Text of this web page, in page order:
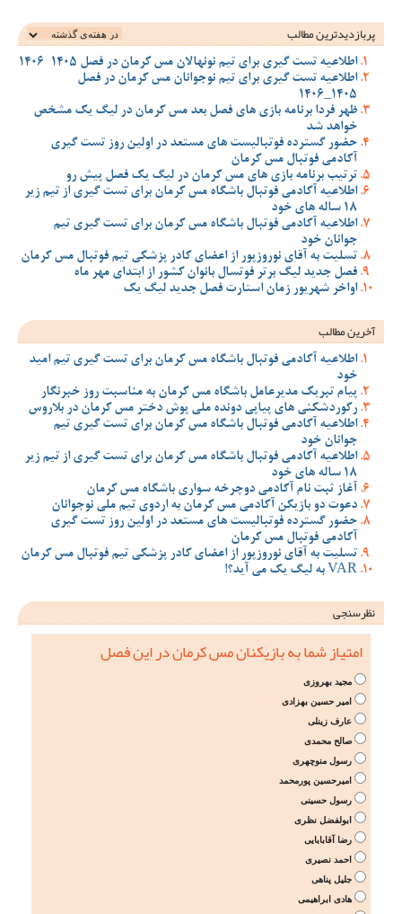
پربازدیدترین‌ مطالب
اطلاعیه تست گیری برای تیم نونهالان مس کرمان در فصل 1405-1406
اطلاعیه تست گیری برای تیم نوجوانان مس کرمان در فصل
1405_1406
ظهر فردا برنامه بازی های فصل بعد مس کرمان در لیگ یک مشخص
خواهد شد
حضور گسترده فوتبالیست های مستعد در اولین روز تست گیری
آکادمی فوتبال مس کرمان
ترتیب برنامه بازی های مس کرمان در لیگ یک فصل پیش رو
اطلاعیه آکادمی فوتبال باشگاه مس کرمان برای تست گیری از تیم زیر
18 ساله های خود
اطلاعیه آکادمی فوتبال باشگاه مس کرمان برای تست گیری تیم
جوانان خود
تسلیت به آقای نوروزپور از اعضای کادر پزشکی تیم فوتبال مس کرمان
فصل جدید لیگ برتر فوتسال بانوان کشور از ابتدای مهر ماه
اواخر شهریور زمان استارت فصل جدید لیگ یک
آخرین مطالب
اطلاعیه آکادمی فوتبال باشگاه مس کرمان برای تست گیری تیم امید
خود
پیام تبریک مدیرعامل باشگاه مس کرمان به مناسبت روز خبرنگار
رکوردشکنی های پیاپی دونده ملی پوش دختر مس کرمان در بلاروس
اطلاعیه آکادمی فوتبال باشگاه مس کرمان برای تست گیری تیم
جوانان خود
اطلاعیه آکادمی فوتبال باشگاه مس کرمان برای تست گیری از تیم زیر
18 ساله های خود
آغاز ثبت نام آکادمی دوچرخه سواری باشگاه مس کرمان
دعوت دو بازیکن آکادمی مس کرمان به اردوی تیم ملی نوجوانان
حضور گسترده فوتبالیست های مستعد در اولین روز تست گیری
آکادمی فوتبال مس کرمان
تسلیت به آقای نوروزپور از اعضای کادر پزشکی تیم فوتبال مس کرمان
VAR به لیگ یک می آید؟!
نظرسنجی
امتیاز شما به بازیکنان مس کرمان در این فصل
مجید بهروزی
امیر حسین بهزادی
عارف زینلی
صالح محمدی
رسول منوچهری
امیرحسین پورمحمد
رسول حسینی
ابولفضل نظری
رضا آقابابایی
احمد نصیری
جلیل پناهی
هادی ابراهیمی